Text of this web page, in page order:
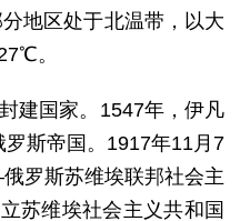
地区处于北温带，以大
。
建国家。1547年，伊凡
斯帝国。1917年11月7
罗斯苏维埃联邦社会主
苏维埃社会主义共和国